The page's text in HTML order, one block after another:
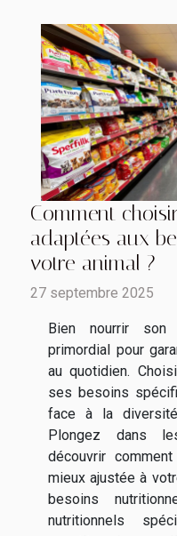
Comment
adaptées aux
votre animal ?
27 septembre 2025
Bien nourrir
primordial pour
au quotidien.
ses besoins
face à la
Plongez dans
découvrir
mieux ajustée à
besoins
nutritionnels